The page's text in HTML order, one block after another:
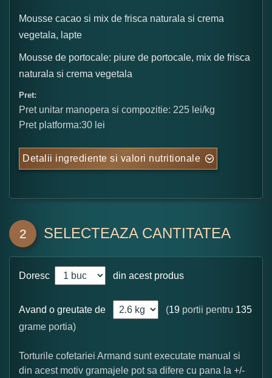
Mousse cacao si mix de frisca naturala si crema
vegetala, lapte
Mousse de portocale: piure de portocale, mix de frisca
naturala si crema vegetala
Pret:
Pret unitar manopera si compozitie: 225 lei/kg
Pret platforma:30 lei
Detalii ingrediente si valori nutritionale
2 SELECTEAZA CANTITATEA
Doresc din acest produs
Avand o greutate de (19 portii pentru 135
grame portia)
Torturile cofetariei Armand sunt executate manual si
din acest motiv gramajele pot sa difere cu pana la +/-